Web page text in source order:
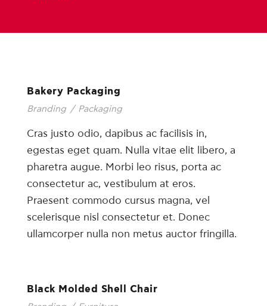
Bakery Packaging
Branding / Packaging
Cras justo odio, dapibus ac facilisis in,
egestas eget quam. Nulla vitae elit libero, a
pharetra augue. Morbi leo risus, porta ac
consectetur ac, vestibulum at eros.
Praesent commodo cursus magna, vel
scelerisque nisl consectetur et. Donec
ullamcorper nulla non metus auctor fringilla.
Black Molded Shell Chair